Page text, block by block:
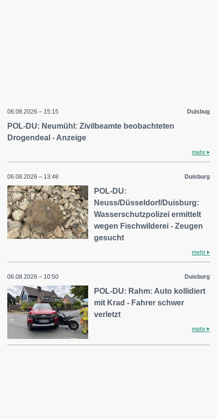
06.08.2026 – 15:15 Duisbug
POL-DU: Neumühl: Zivilbeamte beobachteten
Drogendeal - Anzeige
mehr
06.08.2026 – 13:48 Duisburg
POL-DU:
Neuss/Düsseldorf/Duisburg:
Wasserschutzpolizei ermittelt
wegen Fischwilderei - Zeugen
gesucht
mehr
06.08.2026 – 10:50 Duisburg
POL-DU: Rahm: Auto kollidiert
mit Krad - Fahrer schwer
verletzt
mehr